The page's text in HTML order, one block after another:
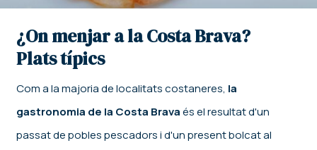
¿On menjar a la Costa Brava?
Plats típics
Com a la majoria de localitats costaneres, la
gastronomia de la Costa Bravaés el resultat d'un
passat de pobles pescadors i d'un present bolcat al